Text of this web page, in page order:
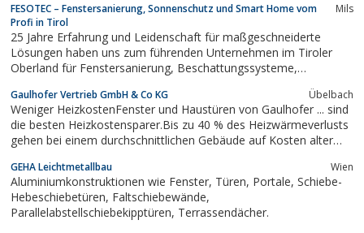
FESOTEC – Fenstersanierung, Sonnenschutz und Smart Home vom
Profi in Tirol
Mils
25 Jahre Erfahrung und Leidenschaft für maßgeschneiderte
Lösungen haben uns zum führenden Unternehmen im Tiroler
Oberland für Fenstersanierung, Beschattungssysteme,
Gaulhofer Vertrieb GmbH & Co KG Übelbach
Weniger HeizkostenFenster und Haustüren von Gaulhofer ... sind
die besten Heizkostensparer.Bis zu 40 % des Heizwärmeverlusts
gehen bei einem durchschnittlichen Gebäude auf Kosten alter
GAULHOFER Innovationsträger Nummer eins. Die GAULHOFER
ENERGYLINE bleibt unerreichter...
GEHA Leichtmetallbau Wien
Aluminiumkonstruktionen wie Fenster, Türen, Portale, Schiebe-
Hebeschiebetüren, Faltschiebewände,
Parallelabstellschiebekipptüren, Terrassendächer.